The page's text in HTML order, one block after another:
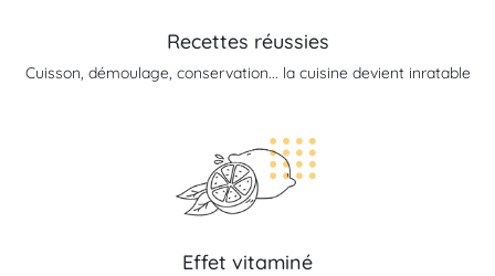
Recettes réussies
Cuisson, démoulage, conservation... la cuisine devient inratable
Effet vitaminé